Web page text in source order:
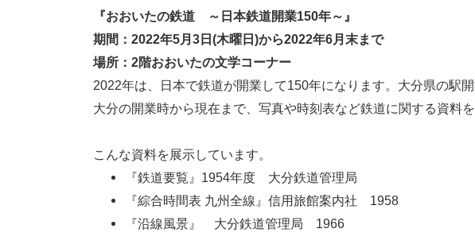
『おおいたの鉄道 ～日本鉄道開業150年～』
期間：2022年5月3日(木曜日)から2022年6月末まで
場所：2階おおいたの文学コーナー
2022年は、日本で鉄道が開業して150年になります。大分県の駅
大分の開業時から現在まで、写真や時刻表など鉄道に関する資料
こんな資料を展示しています。
『鉄道要覧』1954年度 大分鉄道管理局
『綜合時間表 九州全線』信用旅館案内社 1958
『沿線風景』 大分鉄道管理局 1966